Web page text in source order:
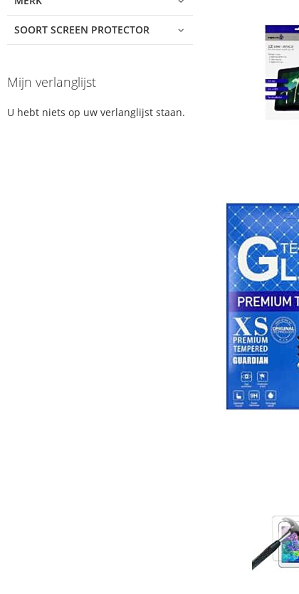
SOORT SCREEN PROTECTOR
Mijn verlanglijst
U hebt niets op uw verlanglijst staan.